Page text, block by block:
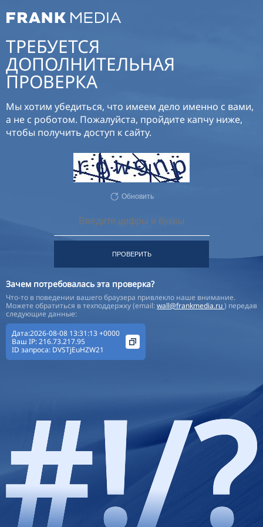
ТРЕБУЕТСЯ
ДОПОЛНИТЕЛЬНАЯ
ПРОВЕРКА
Мы хотим убедиться, что имеем дело именно с вами,
а не с роботом. Пожалуйста, пройдите капчу ниже,
чтобы получить доступ к сайту.
Обновить
ПРОВЕРИТЬ
Зачем потребовалась эта проверка?
Что-то в поведении вашего браузера привлекло наше внимание.
Можете обратиться в техподдержку (email:wall@frankmedia.ru) передав
следующие данные:
Дата:2026-08-08 13:31:13 +0000
Ваш IP:216.73.217.95
ID запроса: DVSTjEuHZW21